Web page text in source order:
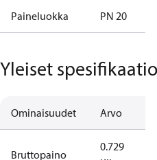
Paineluokka PN 20
Yleiset
Ominaisuudet Arvo
Bruttopaino
0.729